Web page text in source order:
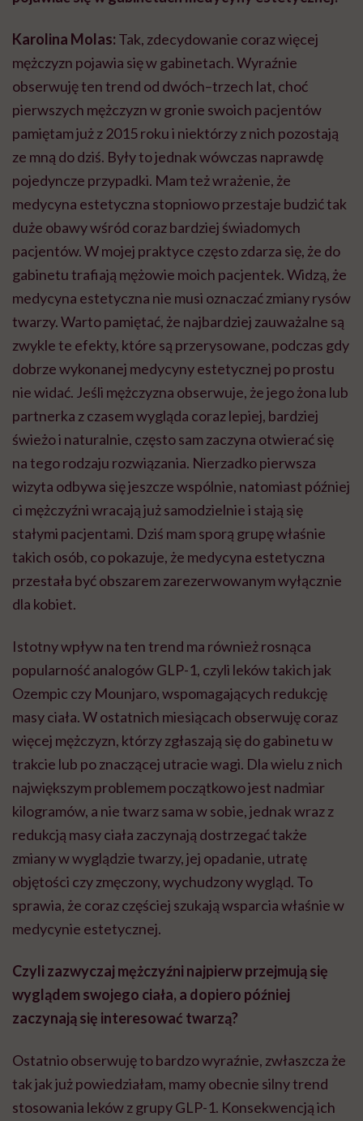
Karolina Molas: Tak, zdecydowanie coraz więcej
mężczyzn pojawia się w gabinetach. Wyraźnie
obserwuję ten trend od dwóch–trzech lat, choć
pierwszych mężczyzn w gronie swoich pacjentów
pamiętam już z 2015 roku i niektórzy z nich pozostają
ze mną do dziś. Były to jednak wówczas naprawdę
pojedyncze przypadki. Mam też wrażenie, że
medycyna estetyczna stopniowo przestaje budzić tak
duże obawy wśród coraz bardziej świadomych
pacjentów. W mojej praktyce często zdarza się, że do
gabinetu trafiają mężowie moich pacjentek. Widzą, że
medycyna estetyczna nie musi oznaczać zmiany rysów
twarzy. Warto pamiętać, że najbardziej zauważalne są
zwykle te efekty, które są przerysowane, podczas gdy
dobrze wykonanej medycyny estetycznej po prostu
nie widać. Jeśli mężczyzna obserwuje, że jego żona lub
partnerka z czasem wygląda coraz lepiej, bardziej
świeżo i naturalnie, często sam zaczyna otwierać się
na tego rodzaju rozwiązania. Nierzadko pierwsza
wizyta odbywa się jeszcze wspólnie, natomiast później
ci mężczyźni wracają już samodzielnie i stają się
stałymi pacjentami. Dziś mam sporą grupę właśnie
takich osób, co pokazuje, że medycyna estetyczna
przestała być obszarem zarezerwowanym wyłącznie
dla kobiet.
Istotny wpływ na ten trend ma również rosnąca
popularność analogów GLP-1, czyli leków takich jak
Ozempic czy Mounjaro, wspomagających redukcję
masy ciała. W ostatnich miesiącach obserwuję coraz
więcej mężczyzn, którzy zgłaszają się do gabinetu w
trakcie lub po znaczącej utracie wagi. Dla wielu z nich
największym problemem początkowo jest nadmiar
kilogramów, a nie twarz sama w sobie, jednak wraz z
redukcją masy ciała zaczynają dostrzegać także
zmiany w wyglądzie twarzy, jej opadanie, utratę
objętości czy zmęczony, wychudzony wygląd. To
sprawia, że coraz częściej szukają wsparcia właśnie w
medycynie estetycznej.
Czyli zazwyczaj mężczyźni najpierw przejmują się
wyglądem swojego ciała, a dopiero później
zaczynają się interesować twarzą?
Ostatnio obserwuję to bardzo wyraźnie, zwłaszcza że
tak jak już powiedziałam, mamy obecnie silny trend
stosowania leków z grupy GLP-1. Konsekwencją ich